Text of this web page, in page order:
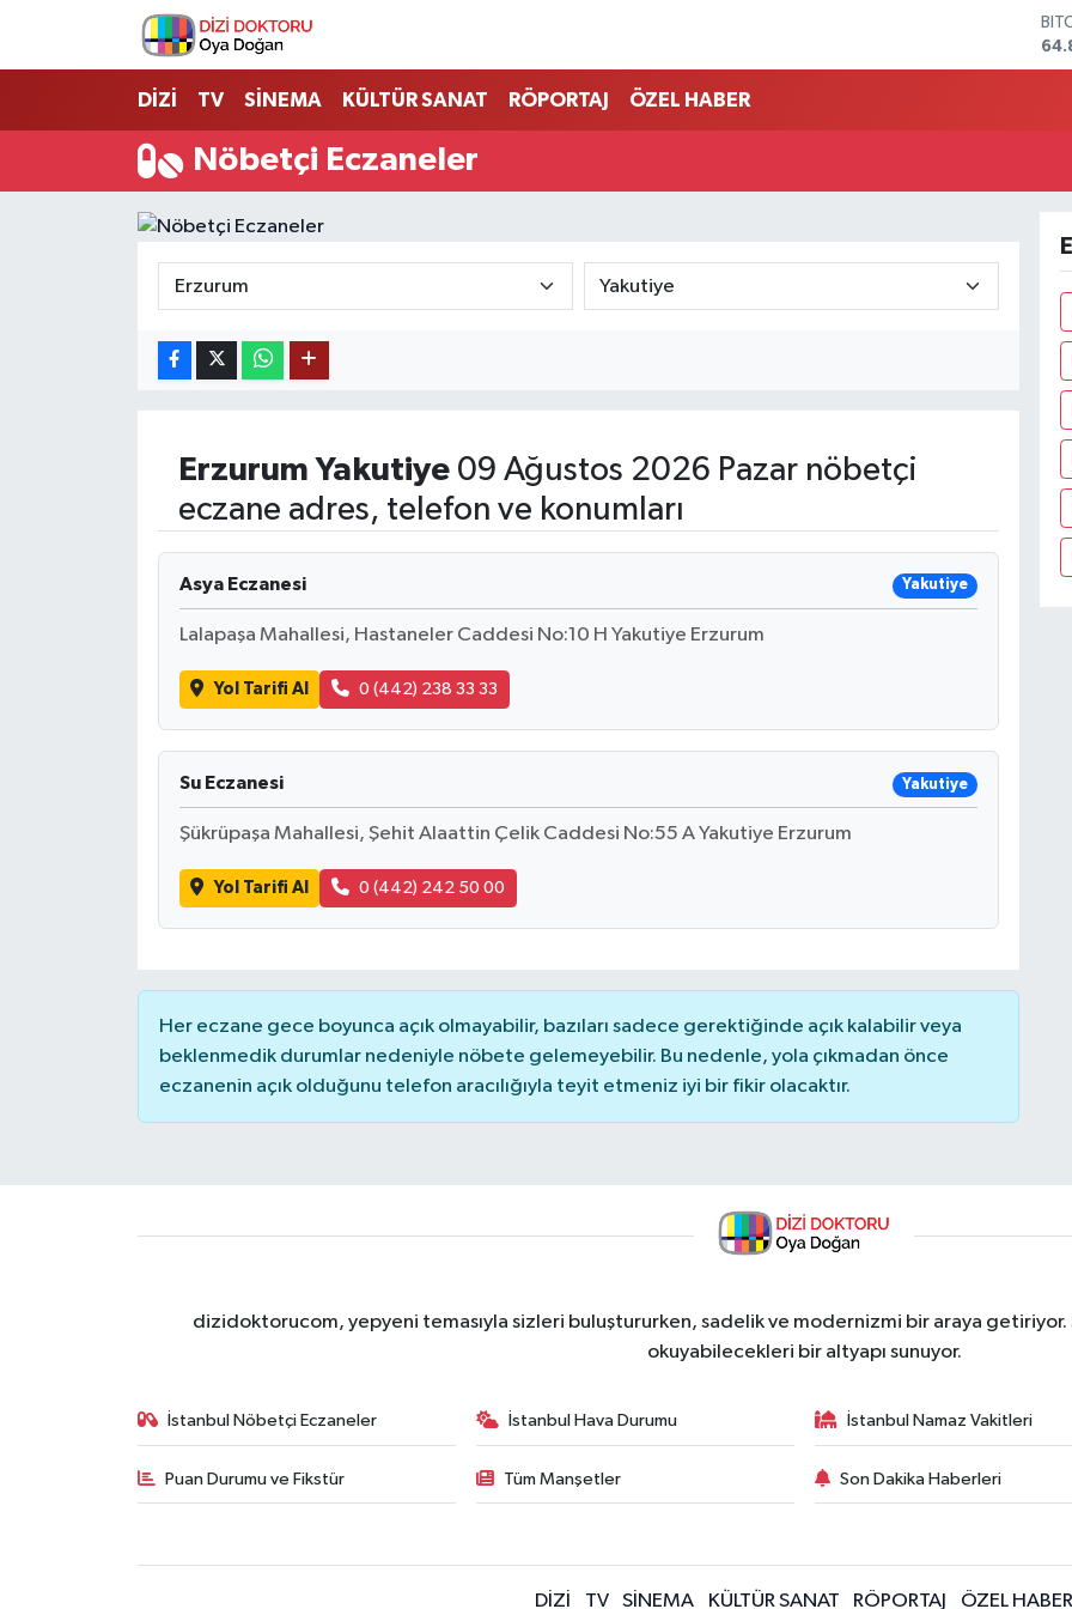
DİZİ TV SİNEMA KÜLTÜR SANAT RÖPORTAJ ÖZEL HABER
Nöbetçi Eczaneler
Erzurum Yakutiye09 Ağustos 2026 Pazar nöbetçi
eczane adres, telefon ve konumları
Asya Eczanesi Yakutiye
Lalapaşa Mahallesi, Hastaneler Caddesi No:10 H Yakutiye Erzurum
Yol Tarifi Al 0 (442) 238 33 33
Su Eczanesi Yakutiye
Şükrüpaşa Mahallesi, Şehit Alaattin Çelik Caddesi No:55 A Yakutiye Erzurum
Yol Tarifi Al 0 (442) 242 50 00
Her eczane gece boyunca açık olmayabilir, bazıları sadece gerektiğinde açık kalabilir veya
beklenmedik durumlar nedeniyle nöbete gelemeyebilir. Bu nedenle, yola çıkmadan önce
eczanenin açık olduğunu telefon aracılığıyla teyit etmeniz iyi bir fikir olacaktır.
dizidoktorucom, yepyeni temasıyla sizleri buluştururken, sadelik ve modernizmi bir araya getiriyor.
okuyabilecekleri bir altyapı sunuyor.
İstanbul Nöbetçi Eczaneler İstanbul Hava Durumu İstanbul Namaz Vakitleri
Puan Durumu ve Fikstür Tüm Manşetler Son Dakika Haberleri
DİZİ TV SİNEMA KÜLTÜR SANAT RÖPORTAJ ÖZEL HABER
İstanbul Nöbetçi Eczaneler
İstanbul Hava Durumu
İstanbul Namaz Vakitleri
Son Dakika Haberleri
Haber Arşivi